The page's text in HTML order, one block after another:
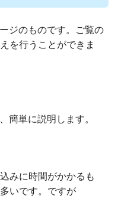
ジのものです。ご覧の
を行うことができま
簡単に説明します。
みに時間がかかるも
いです。ですが